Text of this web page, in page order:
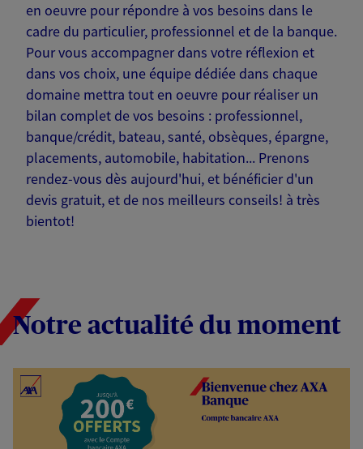
en oeuvre pour répondre à vos besoins dans le
cadre du particulier, professionnel et de la banque.
Pour vous accompagner dans votre réflexion et
dans vos choix, une équipe dédiée dans chaque
domaine mettra tout en oeuvre pour réaliser un
bilan complet de vos besoins : professionnel,
banque/crédit, bateau, santé, obsèques, épargne,
placements, automobile, habitation... Prenons
rendez-vous dès aujourd'hui, et bénéficier d'un
devis gratuit, et de nos meilleurs conseils! à très
bientot!
Notre actualité du moment